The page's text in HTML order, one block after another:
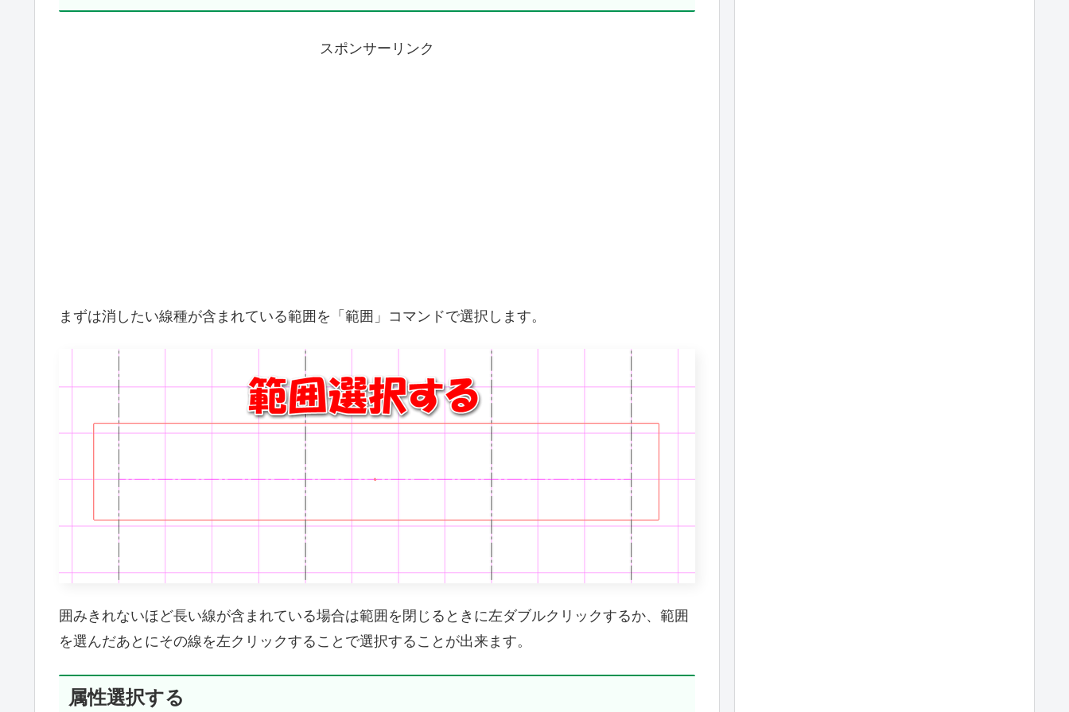
スポンサーリンク
まずは消したい線種が含まれている範囲を「範囲」コマンドで選択します。
囲みきれないほど長い線が含まれている場合は範囲を閉じるときに左ダブルクリックするか、範囲
を選んだあとにその線を左クリックすることで選択することが出来ます。
属性選択する